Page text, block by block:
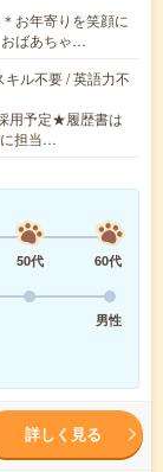
お年寄りを笑顔に
おばあちゃ…
ル不要 / 英語力不
用予定★履歴書は
担当…
50代
60代
男性
詳しく見る